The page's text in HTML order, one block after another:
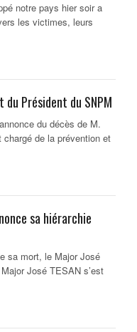
notre pays hier soir a
les victimes, leurs
du Président du SNPM
du décès de M.
de la prévention et
sa hiérarchie
sa mort, le Major José
José TESAN s’est